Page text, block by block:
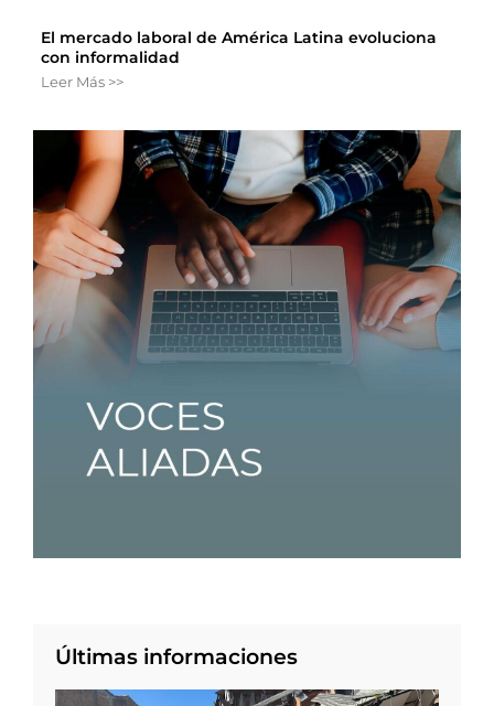
El mercado laboral de América Latina evoluciona
con informalidad
Leer Más >>
Últimas informaciones